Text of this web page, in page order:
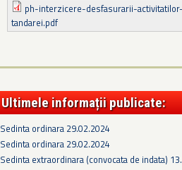
ph-interzicere-desfasurarii-
tandarei.pdf
Ultimele informații publicate:
Sedinta ordinara 29.02.2024
Sedinta ordinara 29.02.2024
Sedinta extraordinara (convocata de indata)